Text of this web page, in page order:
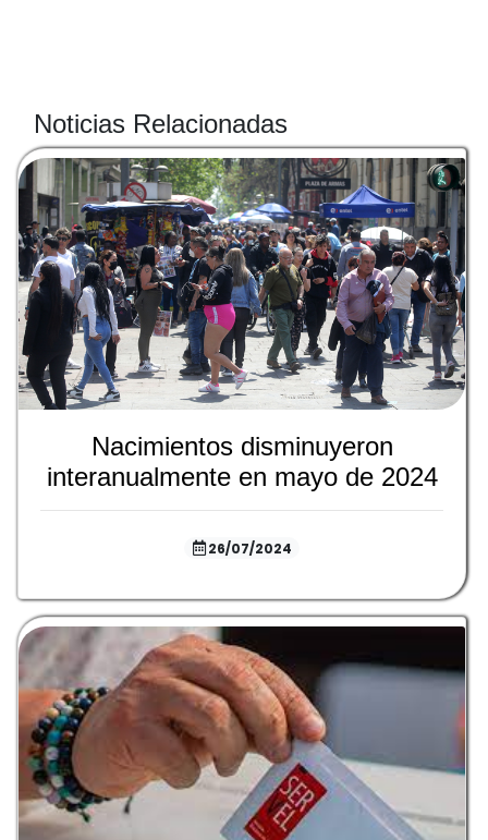
Noticias Relacionadas
Nacimientos disminuyeron
interanualmente en mayo de 2024
26/07/2024